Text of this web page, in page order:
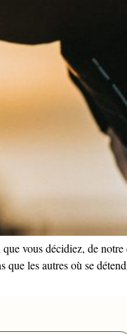
vous décidiez, de
les autres où se